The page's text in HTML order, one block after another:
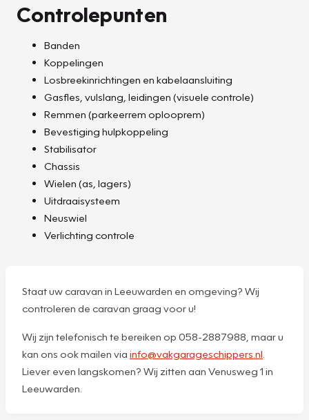
Controlepunten
Banden
Koppelingen
Losbreekinrichtingen en kabelaansluiting
Gasfles, vulslang, leidingen (visuele controle)
Remmen (parkeerrem oplooprem)
Bevestiging hulpkoppeling
Stabilisator
Chassis
Wielen (as, lagers)
Uitdraaisysteem
Neuswiel
Verlichting controle
Staat uw caravan in Leeuwarden en omgeving? Wij
controleren de caravan graag voor u!
Wij zijn telefonisch te bereiken op 058-2887988, maar u
kan ons ook mailen via info@vakgarageschippers.nl
Liever even langskomen? Wij zitten aan Venusweg 1 in
Leeuwarden.